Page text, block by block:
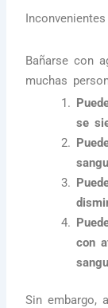
Bañarse con
muchas
se
con
Sin embargo,